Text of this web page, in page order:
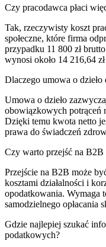
Czy pracodawca płaci
Tak, rzeczywisty koszt
społeczne, które firma
przypadku 11 800 zł
wynosi około 14 216,64
Dlaczego umowa o
Umowa o dzieło
obowiązkowych potrąceń
Dzięki temu kwota netto
prawa do świadczeń
Czy warto przejść na B2B
Przejście na B2B może
kosztami działalności i
opodatkowania. Wymaga
samodzielnego opłacania
Gdzie najlepiej szukać
podatkowych?